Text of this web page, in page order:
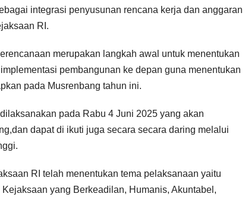
integrasi penyusunan rencana kerja dan anggaran
RI.
merupakan langkah awal untuk menentukan
pembangunan ke depan guna menentukan
pada Musrenbang tahun ini.
pada Rabu 4 Juni 2025 yang akan
dapat di ikuti juga secara secara daring melalui
RI telah menentukan tema pelaksanaan yaitu
yang Berkeadilan, Humanis, Akuntabel,